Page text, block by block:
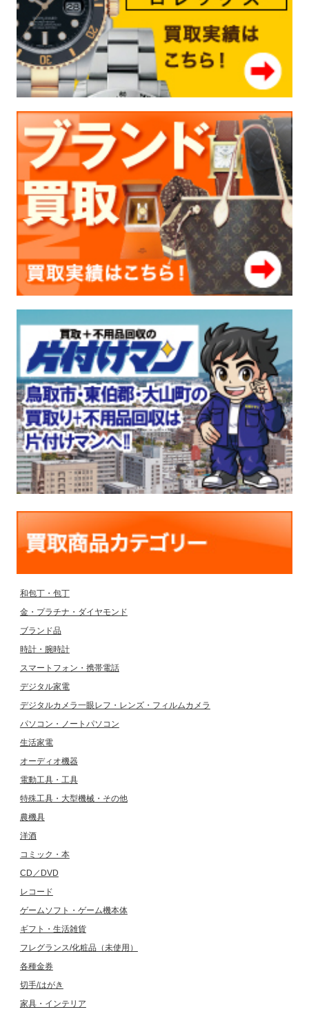
和包丁・包丁
金・プラチナ・ダイヤモンド
ブランド品
時計・腕時計
スマートフォン・携帯電話
デジタル家電
デジタルカメラ一眼レフ・レンズ・フィルムカメラ
パソコン・ノートパソコン
生活家電
オーディオ機器
電動工具・工具
特殊工具・大型機械・その他
農機具
洋酒
コミック・本
CD／DVD
レコード
ゲームソフト・ゲーム機本体
ギフト・生活雑貨
フレグランス/化粧品（未使用）
各種金券
切手/はがき
家具・インテリア